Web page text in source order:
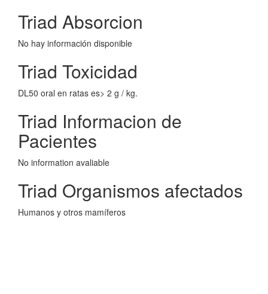
Triad Absorcion
No hay información disponible
Triad Toxicidad
DL50 oral en ratas es> 2 g / kg.
Triad Informacion de
Pacientes
No information avaliable
Triad Organismos afectados
Humanos y otros mamíferos